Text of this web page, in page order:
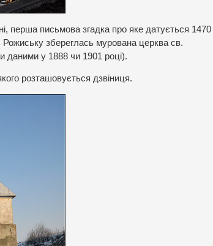
перша письмова згадка про яке датується 1470
збереглась мурована церква св.
даними у 1888 чи 1901 році).
розташовується дзвіниця.